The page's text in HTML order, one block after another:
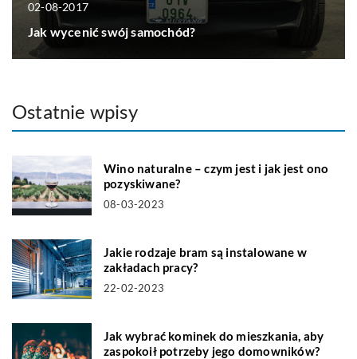
02-08-2017
Jak wycenić swój samochód?
Ostatnie wpisy
Wino naturalne – czym jest i jak jest ono
pozyskiwane?
08-03-2023
Jakie rodzaje bram są instalowane w
zakładach pracy?
22-02-2023
Jak wybrać kominek do mieszkania, aby
zaspokoił potrzeby jego domowników?